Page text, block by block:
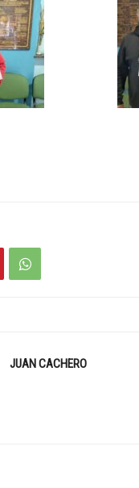
JUAN CACHERO